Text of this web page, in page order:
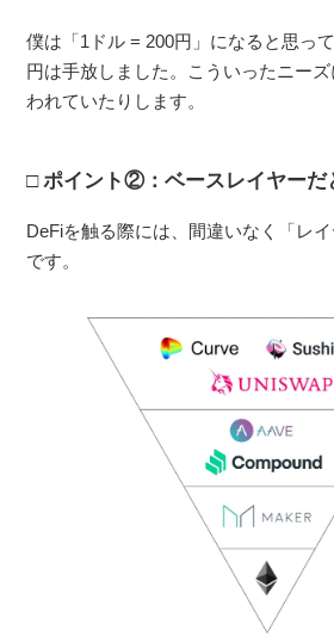
僕は「1ドル = 200円」になると思っ
円は手放しました。こういったニー
われていたりします。
ポイント②：ベースレイヤーだ
DeFiを触る際には、間違いなく「レ
です。